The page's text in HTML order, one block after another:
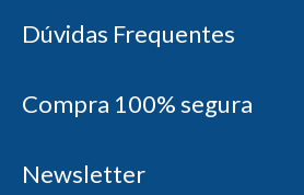
Dúvidas Frequentes
Compra 100% segura
Newsletter